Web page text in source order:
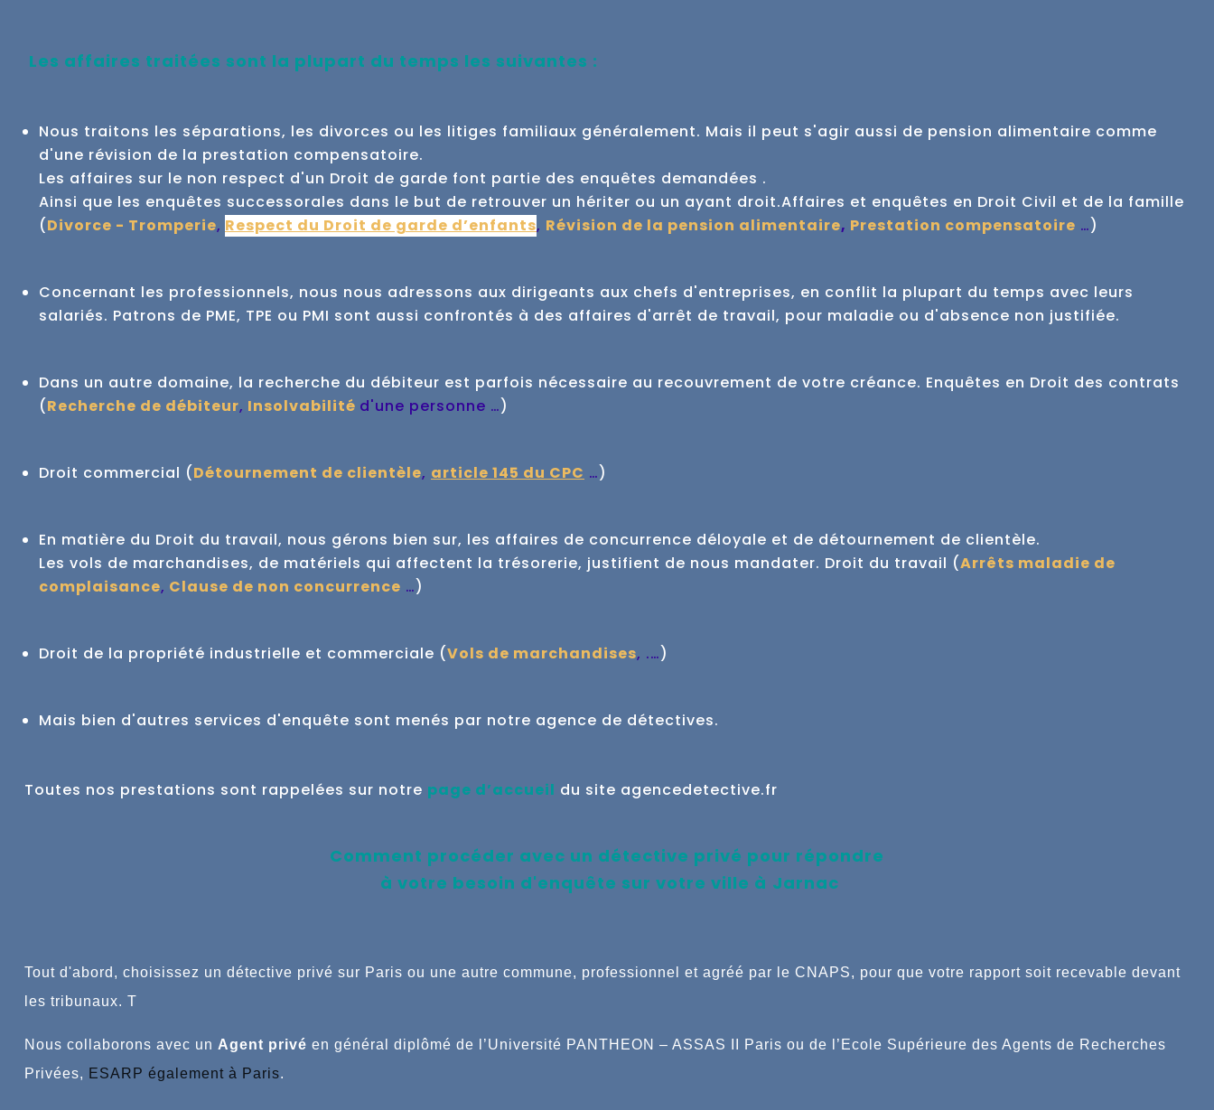
Les affaires traitées sont la plupart du temps les suivantes :
Nous traitons les séparations, les divorces ou les litiges familiaux généralement. Mais il peut s'agir aussi de pension alimentaire comme
d'une révision de la prestation compensatoire.
Les affaires sur le non respect d'un Droit de garde font partie des enquêtes demandées .
Ainsi que les enquêtes successorales dans le but de retrouver un hériter ou un ayant droit.Affaires et enquêtes en Droit Civil et de la famille
(Divorce - Tromperie, Respect du Droit de garde d’enfants, Révision de la pension alimentaire, Prestation compensatoire …)
Concernant les professionnels, nous nous adressons aux dirigeants aux chefs d'entreprises, en conflit la plupart du temps avec leurs
salariés. Patrons de PME, TPE ou PMI sont aussi confrontés à des affaires d'arrêt de travail, pour maladie ou d'absence non justifiée.
Dans un autre domaine, la recherche du débiteur est parfois nécessaire au recouvrement de votre créance. Enquêtes en Droit des contrats
(Recherche de débiteur, Insolvabilité d'une personne …)
Droit commercial (Détournement de clientèle, article 145 du CPC …)
En matière du Droit du travail, nous gérons bien sur, les affaires de concurrence déloyale et de détournement de clientèle.
Les vols de marchandises, de matériels qui affectent la trésorerie, justifient de nous mandater. Droit du travail (Arrêts maladie de
complaisance, Clause de non concurrence …)
Droit de la propriété industrielle et commerciale (Vols de marchandises, .…)
Mais bien d'autres services d'enquête sont menés par notre agence de détectives.
Toutes nos prestations sont rappelées sur notre page d’accueil du site agencedetective.fr
Comment procéder avec un détective privé pour répondre
à votre besoin d'enquête sur votre ville à Jarnac
Tout d'abord, choisissez un détective privé sur Paris ou une autre commune, professionnel et agréé par le CNAPS, pour que votre rapport soit recevable devant
les tribunaux. T
Nous collaborons avec un Agent privé en général
diplômé de l’Université PANTHEON – ASSAS II Paris ou de l’Ecole Supérieure des Agents de Recherches
Privées, ESARP également à Paris.